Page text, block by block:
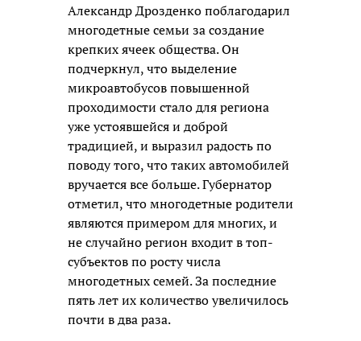
Александр Дрозденко поблагодарил
многодетные семьи за создание
крепких ячеек общества. Он
подчеркнул, что выделение
микроавтобусов повышенной
проходимости стало для региона
уже устоявшейся и доброй
традицией, и выразил радость по
поводу того, что таких автомобилей
вручается все больше. Губернатор
отметил, что многодетные родители
являются примером для многих, и
не случайно регион входит в топ-
субъектов по росту числа
многодетных семей. За последние
пять лет их количество увеличилось
почти в два раза.